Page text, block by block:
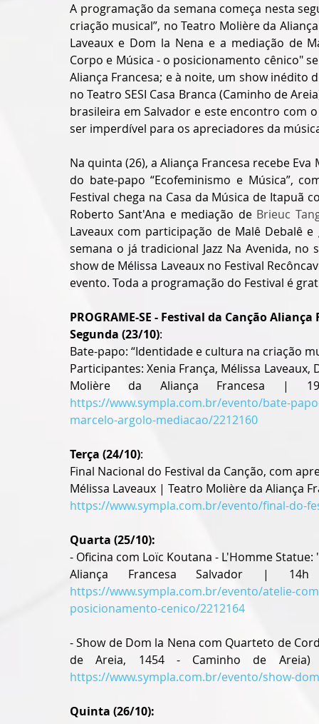
A programação da semana começa nesta
criação musical”, no Teatro Molière da
Laveaux e Dom la Nena e a mediação de
Corpo e Música - o posicionamento cênico"
Aliança Francesa; e à noite, um show inédito
no Teatro SESI Casa Branca (Caminho de
brasileira em Salvador e este encontro com
ser imperdível para os apreciadores da
Na quinta (26), a Aliança Francesa recebe
do bate-papo “Ecofeminismo e Música”,
Festival chega na Casa da Música de Itapuã
Roberto Sant'Ana e mediação de Brieuc
Laveaux com participação de Malê Debalê
semana o já tradicional Jazz Na Avenida,
show de Mélissa Laveaux no Festival
evento. Toda a programação do Festival é
PROGRAME-SE - Festival da Canção Aliança
Segunda (23/10):
Bate-papo: “Identidade e cultura na criação
Participantes: Xenia França, Mélissa
https://www.sympla.com.br/evento/bate-
marcelo-argolo-mediacao/2212160
Terça (24/10):
Final Nacional do Festival da Canção, com
Mélissa Laveaux | Teatro Molière da
https://www.sympla.com.br/evento/final-do-
Quarta (25/10):
- Oficina com Loïc Koutana - L'Homme
https://www.sympla.com.br/evento/atelie-
posicionamento-cenico/2212164
- Show de Dom la Nena com Quarteto de
https://www.sympla.com.br/evento/show-
Quinta (26/10):